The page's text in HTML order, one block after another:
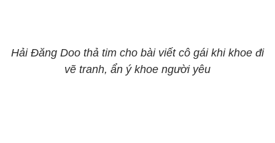
Hải Đăng Doo thả tim cho bài viết cô gái khi khoe đi
vẽ tranh, ẩn ý khoe người yêu